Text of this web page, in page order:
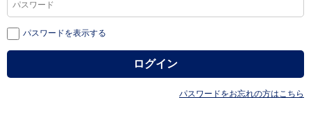
パスワードを表示する
パスワードをお忘れの方はこちら